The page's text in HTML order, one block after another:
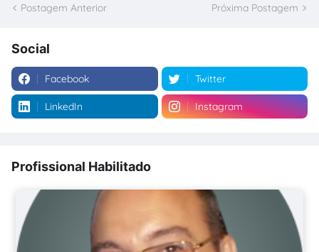
Postagem Anterior Próxima Postagem
Social
Facebook Twitter
LinkedIn Instagram
Profissional Habilitado